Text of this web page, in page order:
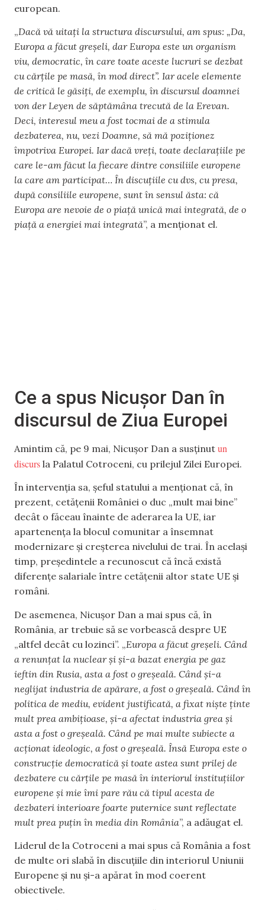
european.
„Dacă vă uitați la structura discursului, am spus: „Da,
Europa a făcut greșeli, dar Europa este un organism
viu, democratic, în care toate aceste lucruri se dezbat
cu cărțile pe masă, în mod direct”. Iar acele elemente
de critică le găsiți, de exemplu, în discursul doamnei
von der Leyen de săptămâna trecută de la Erevan.
Deci, interesul meu a fost tocmai de a stimula
dezbaterea, nu, vezi Doamne, să mă poziționez
împotriva Europei. Iar dacă vreți, toate declarațiile pe
care le-am făcut la fiecare dintre consiliile europene
la care am participat… În discuțiile cu dvs, cu presa,
după consiliile europene, sunt în sensul ăsta: că
Europa are nevoie de o piață unică mai integrată, de o
piață a energiei mai integrată”, a menționat el.
Ce a spus Nicușor Dan în
discursul de Ziua Europei
Amintim că, pe 9 mai, Nicușor Dan a susținut un
discurs la Palatul Cotroceni, cu prilejul Zilei Europei.
În intervenția sa, șeful statului a menționat că, în
prezent, cetățenii României o duc „mult mai bine”
decât o făceau înainte de aderarea la UE, iar
apartenența la blocul comunitar a însemnat
modernizare și creșterea nivelului de trai. În același
timp, președintele a recunoscut că încă există
diferențe salariale între cetățenii altor state UE și
români.
De asemenea, Nicușor Dan a mai spus că, în
România, ar trebuie să se vorbească despre UE
„altfel decât cu lozinci”. „Europa a făcut greșeli. Când
a renunțat la nuclear și și-a bazat energia pe gaz
ieftin din Rusia, asta a fost o greșeală. Când și-a
neglijat industria de apărare, a fost o greșeală. Când în
politica de mediu, evident justificată, a fixat niște ținte
mult prea ambițioase, și-a afectat industria grea și
asta a fost o greșeală. Când pe mai multe subiecte a
acționat ideologic, a fost o greșeală. Însă Europa este o
construcție democratică și toate astea sunt prilej de
dezbatere cu cărțile pe masă în interiorul instituțiilor
europene și mie îmi pare rău că tipul acesta de
dezbateri interioare foarte puternice sunt reflectate
mult prea puțin în media din România”, a adăugat el.
Liderul de la Cotroceni a mai spus că România a fost
de multe ori slabă în discuțiile din interiorul Uniunii
Europene și nu și-a apărat în mod coerent
obiectivele.